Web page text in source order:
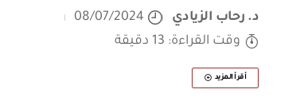
د. رحاب الزيادي
08/07/2024
وقت القراءة: 13 دقيقة
أقرأ المزيد